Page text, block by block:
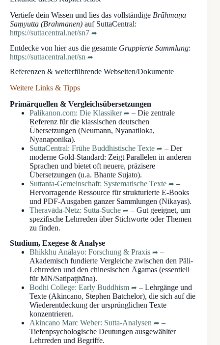
Vertiefe dein Wissen und lies das vollständige Brāhmaṇa
Saṃyutta (Brahmanen) auf SuttaCentral:
https://suttacentral.net/sn7
Entdecke von hier aus die gesamte Gruppierte Sammlung:
https://suttacentral.net/sn
Referenzen & weiterführende Webseiten/Dokumente
Weitere Links & Tipps
Primärquellen & Vergleichsübersetzungen
Palikanon.com: Die Klassiker
– Die zentrale
Referenz für die klassischen deutschen
Übersetzungen (Neumann, Nyanatiloka,
Nyanaponika).
SuttaCentral: Frühe Buddhistische Texte
– Der
moderne Gold-Standard: Zeigt Parallelen in anderen
Sprachen und bietet oft neuere, präzisere
Übersetzungen (u.a. Bhante Sujato).
Suttanta-Gemeinschaft: Systematische Texte
–
Hervorragende Ressource für strukturierte E-Books
und PDF-Ausgaben ganzer Sammlungen (Nikayas).
Theravāda-Netz: Sutta-Suche
– Gut geeignet, um
spezifische Lehrreden über Stichworte oder Themen
zu finden.
Studium, Exegese & Analyse
Bhikkhu Anālayo: Forschung & Praxis
–
Akademisch fundierte Vergleiche zwischen den Pāli-
Lehrreden und den chinesischen Āgamas (essentiell
für MN/Satipaṭṭhāna).
Bodhi College: Early Buddhism
– Lehrgänge und
Texte (Akincano, Stephen Batchelor), die sich auf die
Wiederentdeckung der ursprünglichen Texte
konzentrieren.
Akincano Marc Weber: Sutta-Analysen
–
Tiefenpsychologische Deutungen ausgewählter
Lehrreden und Begriffe.